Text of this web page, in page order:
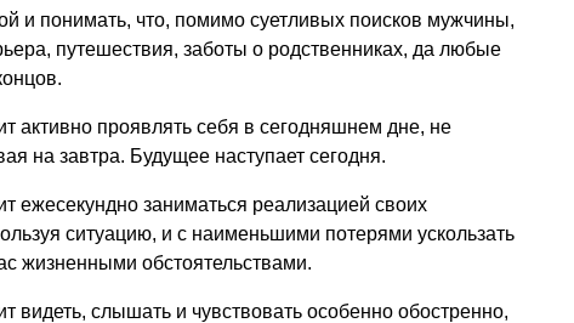
и понимать, что, помимо суетливых поисков мужчины,
путешествия, заботы о родственниках, да любые
активно проявлять себя в сегодняшнем дне, не
на завтра. Будущее наступает сегодня.
ежесекундно заниматься реализацией своих
ситуацию, и с наименьшими потерями ускользать
жизненными обстоятельствами.
видеть, слышать и чувствовать особенно обостренно,